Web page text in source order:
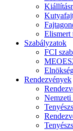
Elismert
Szabályzatok
FCI
Rendezvények
Nemzeti